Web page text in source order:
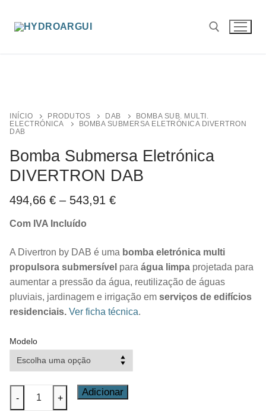
para
INÍCIO PRODUTOS DAB
BOMBA SUB. MULTI.
ELECTRÓNICA
BOMBA SUBMERSA ELETRÓNICA DIVERTRON
DAB
Bomba Submersa Eletrónica
DIVERTRON DAB
494,66 € – 543,91 €Price
543,91 €
Com IVA Incluído
A Divertron by DAB é uma bomba eletrónica multi
propulsora submersível para água limpa projetada para
aumentar a pressão da água, reutilização de águas
pluviais, jardinagem e irrigação em serviços de edifícios
residenciais. Ver ficha técnica.
Modelo
Quantidade
- + Adicionar